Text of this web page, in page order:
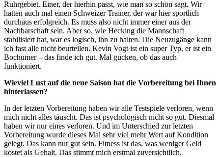
Ruhrgebiet. Einer, der hierhin passt, wie man so schön sagt. Wir
hatten auch mal einen Schweizer Trainer, der war hier sportlich
durchaus erfolgreich. Es muss also nicht immer einer aus der
Nachbarschaft sein. Aber so, wie Hecking die Mannschaft
stabilisiert hat, war es logisch, ihn zu halten. Die Neuzugänge kann
ich fast alle nicht beurteilen. Kevin Vogt ist ein super Typ, er ist ein
Bochumer – das finde ich gut. Mal gucken, ob das auch
funktioniert.
Wieviel Lust auf die neue Saison hat die Vorbereitung bei Ihnen
hinterlassen?
In der letzten Vorbereitung haben wir alle Testspiele verloren, wenn
mich nicht alles täuscht. Das ist psychologisch nicht so gut. Diesmal
haben wir nur eines verloren. Und im Unterschied zur letzten
Vorbereitung wurde dieses Mal sehr viel mehr Wert auf Kondition
gelegt. Das kann nur gut sein. Fitness ist das, was weniger Geld
kostet als Gehalt. Das stimmt mich erstmal zuversichtlich.